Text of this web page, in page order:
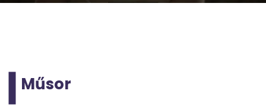
Műsor